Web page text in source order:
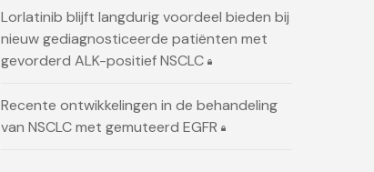
Lorlatinib blijft langdurig voordeel bieden bij
nieuw gediagnosticeerde patiënten met
gevorderd ALK-positief NSCLC
Recente ontwikkelingen in de behandeling
van NSCLC met gemuteerd EGFR